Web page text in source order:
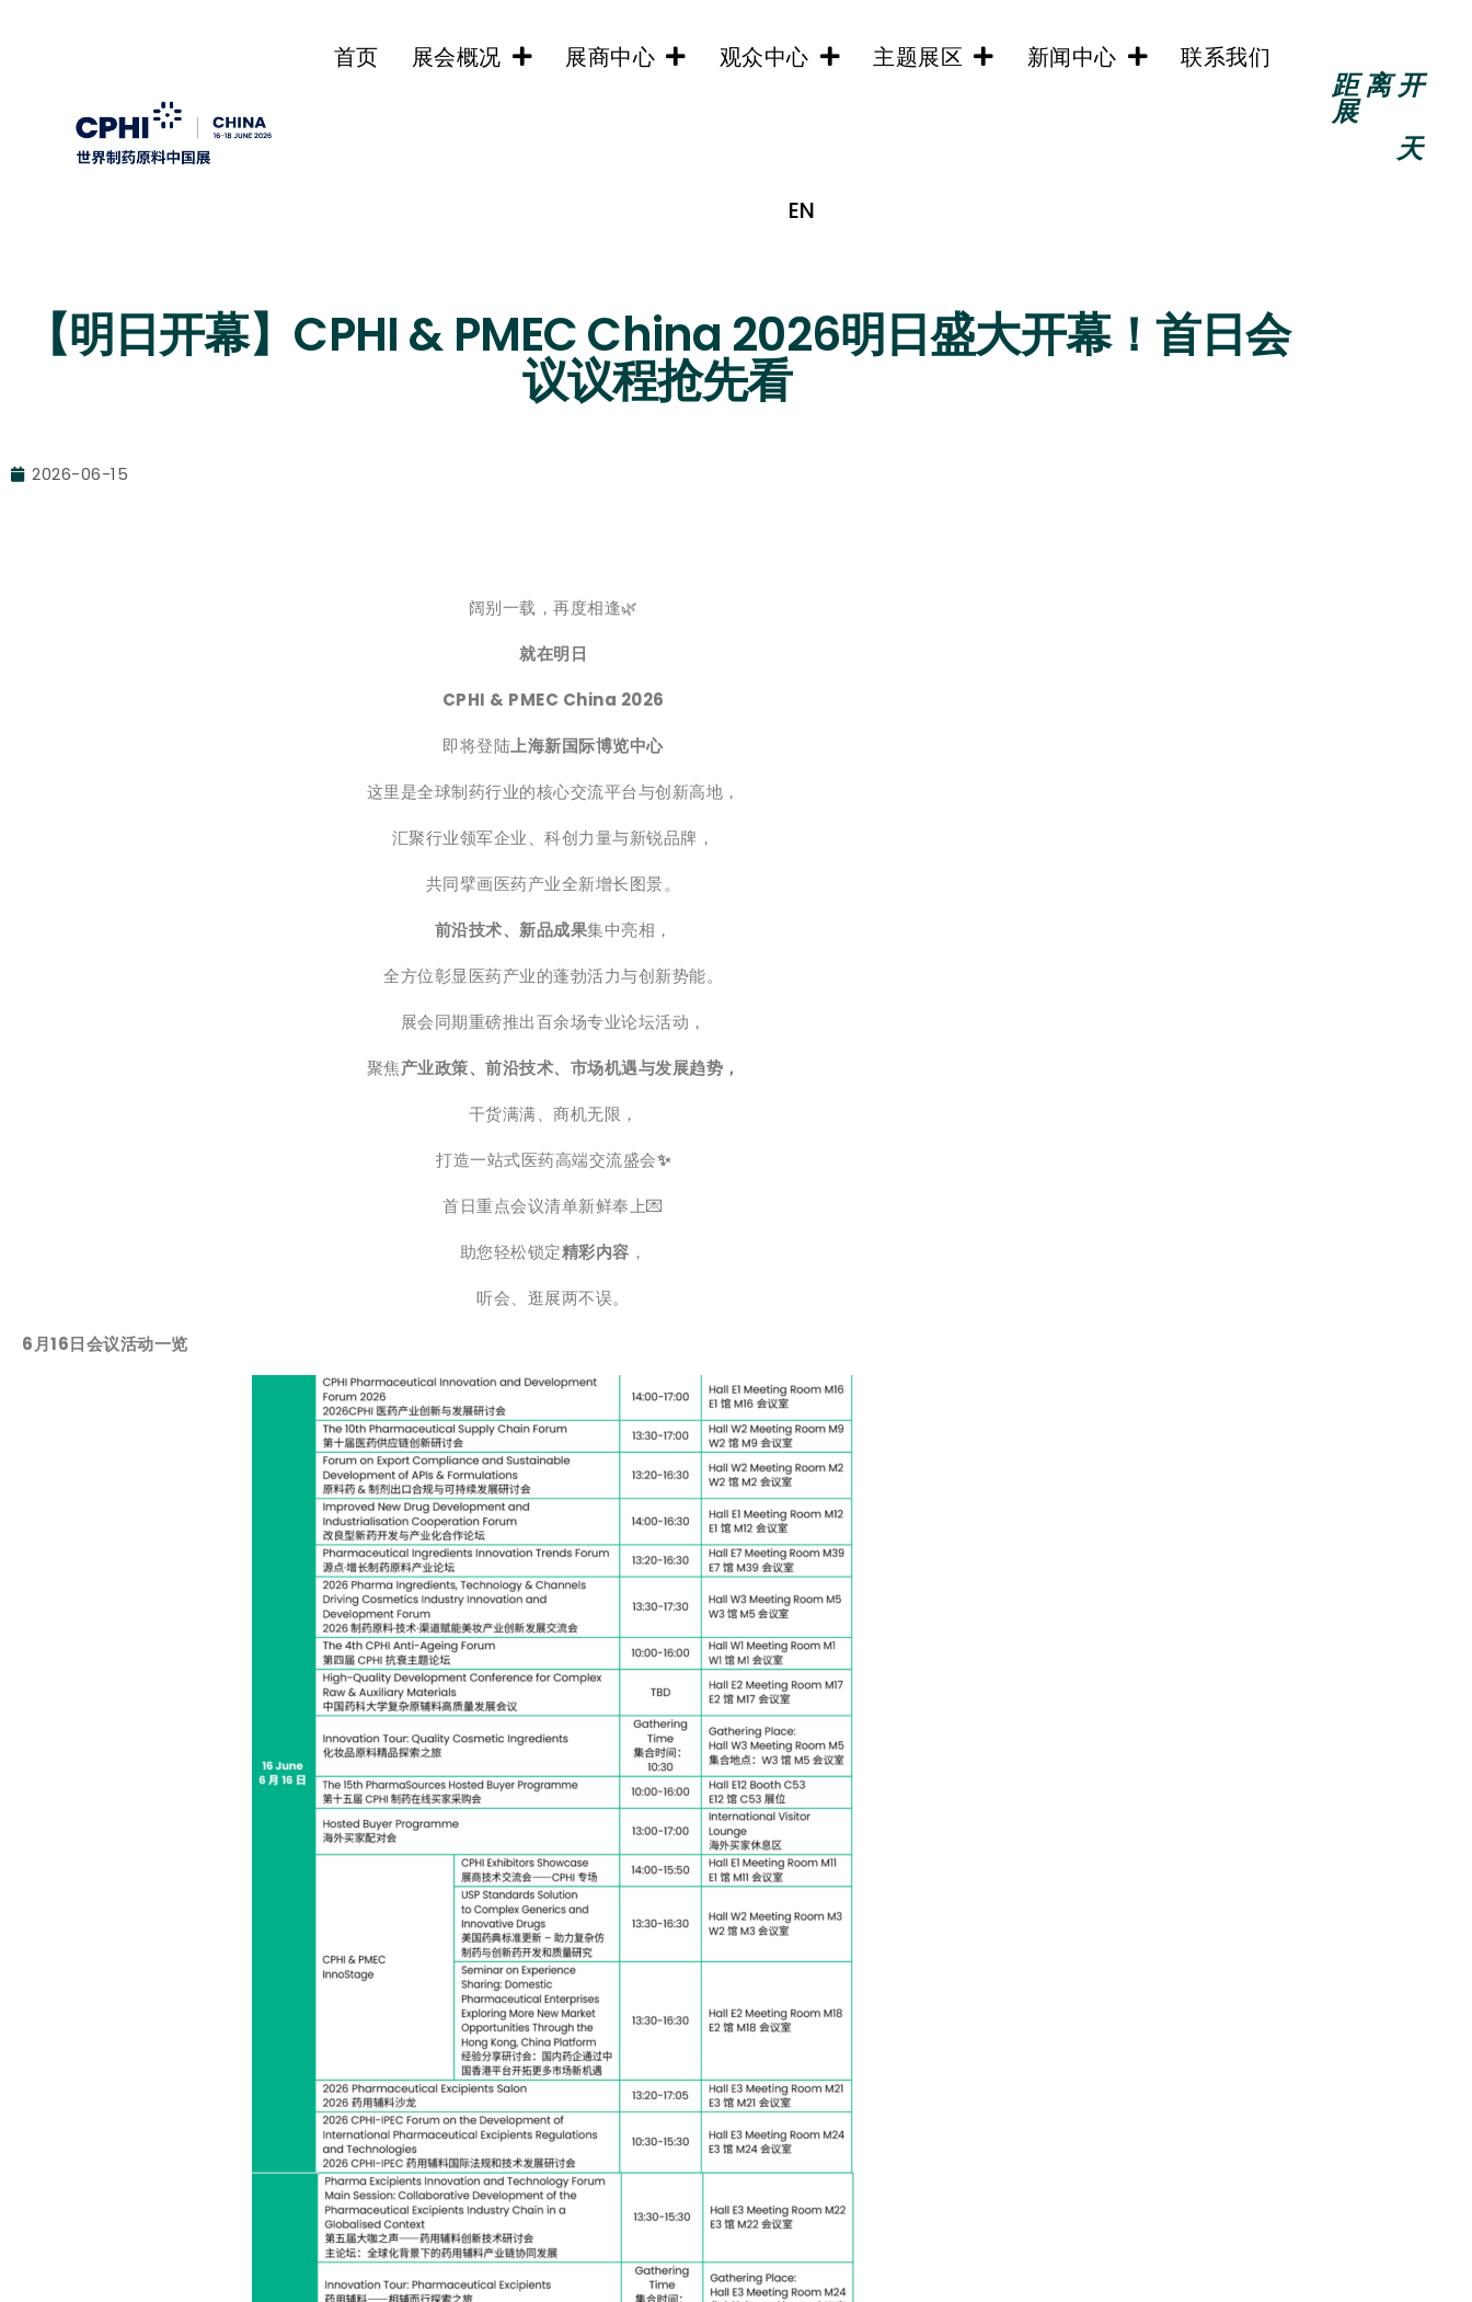
首页 展会概况 展商中心 观众中心 主题展区 新闻中心 联系我们
EN
距离开
展
天
【明日开幕】CPHI & PMEC China 2026明日盛大开幕！首日会
议议程抢先看
2026-06-15
阔别一载，再度相逢🌿
就在明日
CPHI & PMEC China 2026
即将登陆上海新国际博览中心
这里是全球制药行业的核心交流平台与创新高地，
汇聚行业领军企业、科创力量与新锐品牌，
共同擘画医药产业全新增长图景。
前沿技术、新品成果集中亮相，
全方位彰显医药产业的蓬勃活力与创新势能。
展会同期重磅推出百余场专业论坛活动，
聚焦产业政策、前沿技术、市场机遇与发展趋势，
干货满满、商机无限，
打造一站式医药高端交流盛会✨
首日重点会议清单新鲜奉上💌
助您轻松锁定精彩内容 ，
听会、逛展两不误。
6月16日会议活动一览